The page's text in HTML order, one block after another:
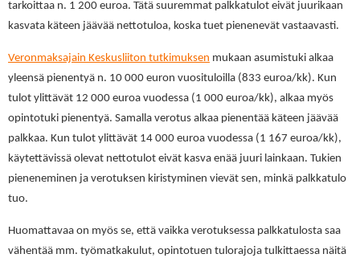
tarkoittaa n. 1 200 euroa. Tätä suuremmat palkkatulot eivät juurikaan
kasvata käteen jäävää nettotuloa, koska tuet pienenevät vastaavasti.
Veronmaksajain Keskusliiton tutkimuksen mukaan asumistuki alkaa
yleensä pienentyä n. 10 000 euron vuosituloilla (833 euroa/kk). Kun
tulot ylittävät 12 000 euroa vuodessa (1 000 euroa/kk), alkaa myös
opintotuki pienentyä. Samalla verotus alkaa pienentää käteen jäävää
palkkaa. Kun tulot ylittävät 14 000 euroa vuodessa (1 167 euroa/kk),
käytettävissä olevat nettotulot eivät kasva enää juuri lainkaan. Tukien
pieneneminen ja verotuksen kiristyminen vievät sen, minkä palkkatulo
tuo.
Huomattavaa on myös se, että vaikka verotuksessa palkkatulosta saa
vähentää mm. työmatkakulut, opintotuen tulorajoja tulkittaessa näitä